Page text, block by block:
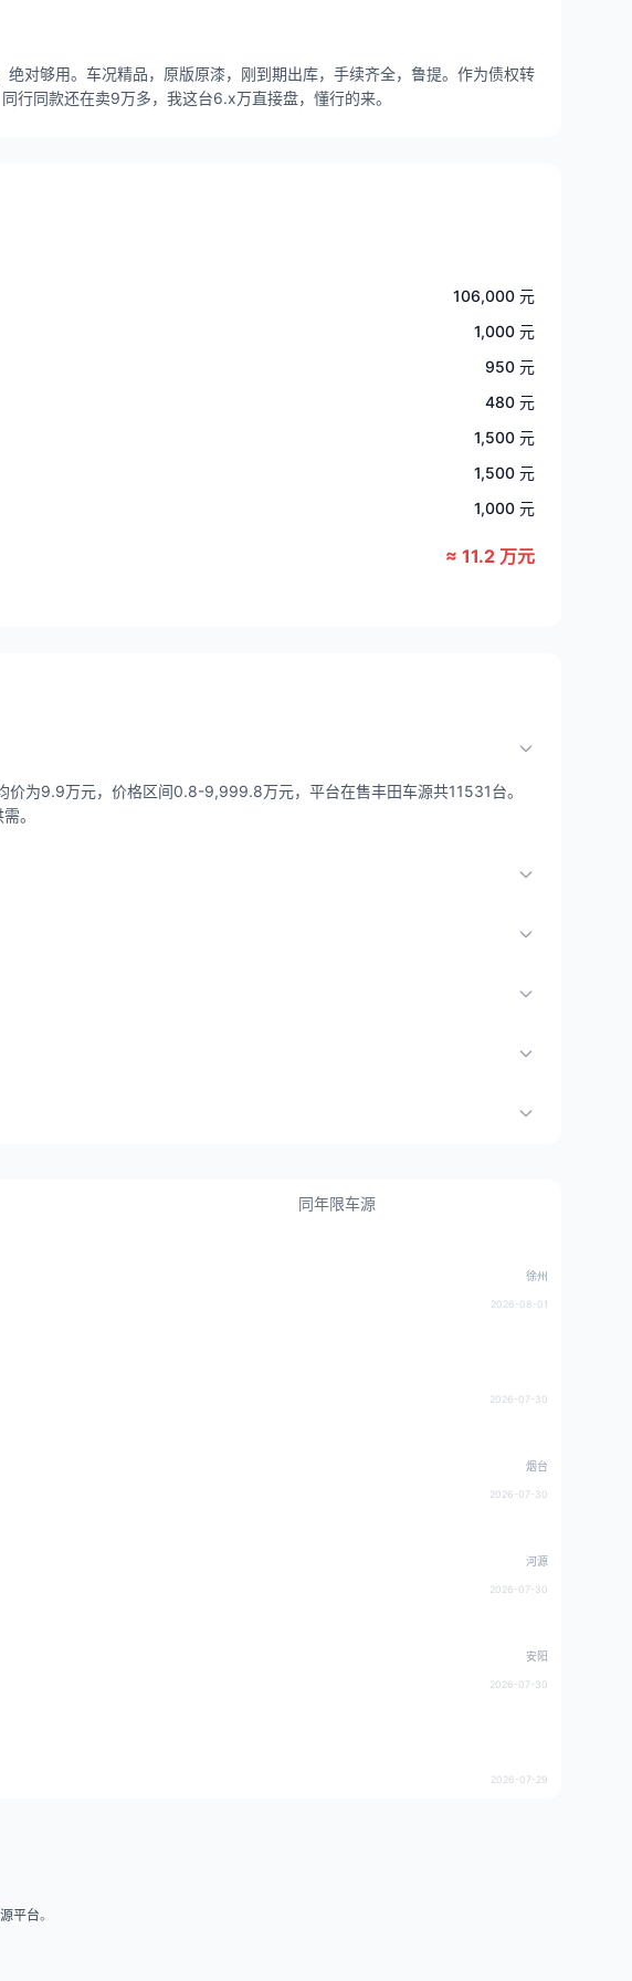
对够用。车况精品，原版原漆，刚到期出库，手续齐全，鲁提。作为债权转
行同款还在卖9万多，我这台6.x万直接盘，懂行的来。
106,000 元
1,000 元
950 元
480 元
1,500 元
1,500 元
1,000 元
≈ 11.2 万元
为9.9万元，价格区间0.8-9,999.8万元，平台在售丰田车源共11531台。
。
同年限车源
徐州
2026-08-01
2026-07-30
烟台
2026-07-30
河源
2026-07-30
安阳
2026-07-30
2026-07-29
平台。